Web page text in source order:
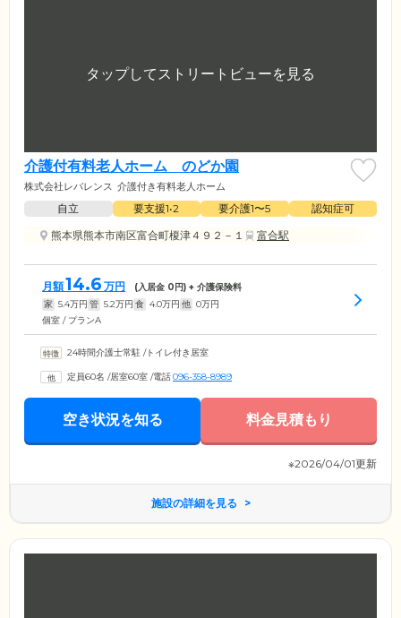
介護付有料老人ホーム のどか園
株式会社レバレンス 介護付き有料老人ホーム
自立 要支援1•2 要介護1〜5
認知症可
熊本県熊本市南区富合町榎津４９２－１
富合駅
月額14.6 万円 (入居金 0円) + 介護保険料
家 5.4万円 管 5.2万円 食 4.0万円 他 0万円
個室 / プランA
24時間介護士常駐 /トイレ付き居室
定員60名 /居室60室 /電話096-358-8989
空き状況を知る 料金見積もり
※2026/04/01更新
施設の詳細を見る